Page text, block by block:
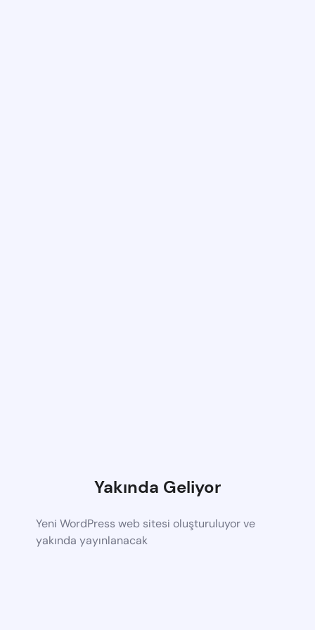
Yakında Geliyor
Yeni WordPress web sitesi oluşturuluyor ve
yakında yayınlanacak